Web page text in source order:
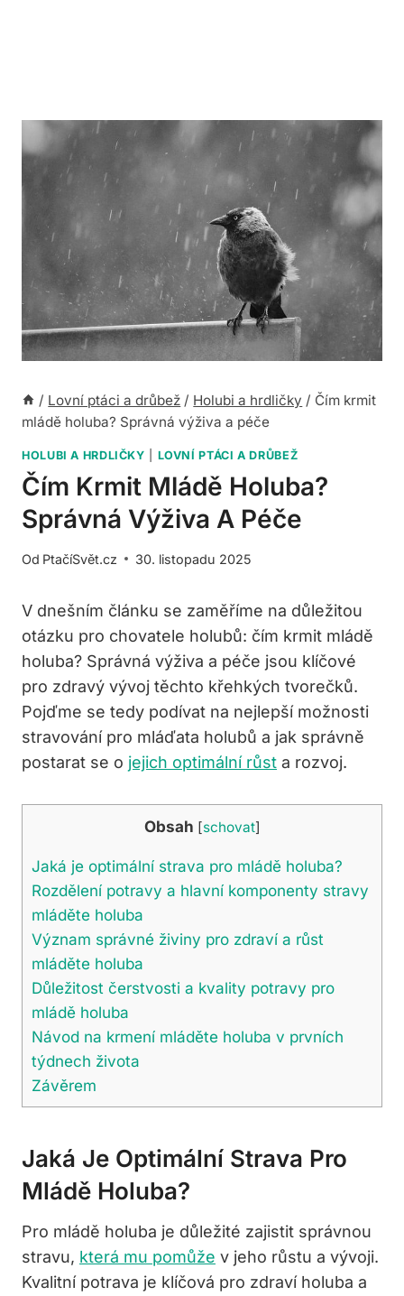
/ Lovní ptáci a drůbež / Holubi a hrdličky / Čím krmit
mládě holuba? Správná výživa a péče
HOLUBI A HRDLIČKY LOVNÍ PTÁCI A DRŮBEŽ
Čím Krmit Mládě Holuba?
Správná Výživa A Péče
Od PtačíSvět.cz 30. listopadu 2025
V dnešním článku se zaměříme na důležitou
otázku pro chovatele holubů: čím krmit mládě
holuba? Správná výživa a péče jsou klíčové
pro zdravý vývoj těchto křehkých tvorečků.
Pojďme se tedy podívat na nejlepší možnosti
stravování pro mláďata holubů a jak správně
postarat se o jejich optimální růst a rozvoj.
Obsah [schovat]
Jaká je optimální strava pro mládě holuba?
Rozdělení potravy a hlavní komponenty stravy
mláděte holuba
Význam správné živiny pro zdraví a růst
mláděte holuba
Důležitost čerstvosti a kvality potravy pro
mládě holuba
Návod na krmení mláděte holuba v prvních
týdnech života
Závěrem
Jaká Je Optimální Strava Pro
Mládě Holuba?
Pro mládě holuba je důležité zajistit správnou
stravu, která mu pomůže v jeho růstu a vývoji.
Kvalitní potrava je klíčová pro zdraví holuba a